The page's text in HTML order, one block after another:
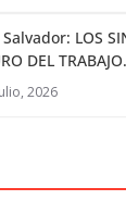
LOS
DEL TRABAJO.
2026